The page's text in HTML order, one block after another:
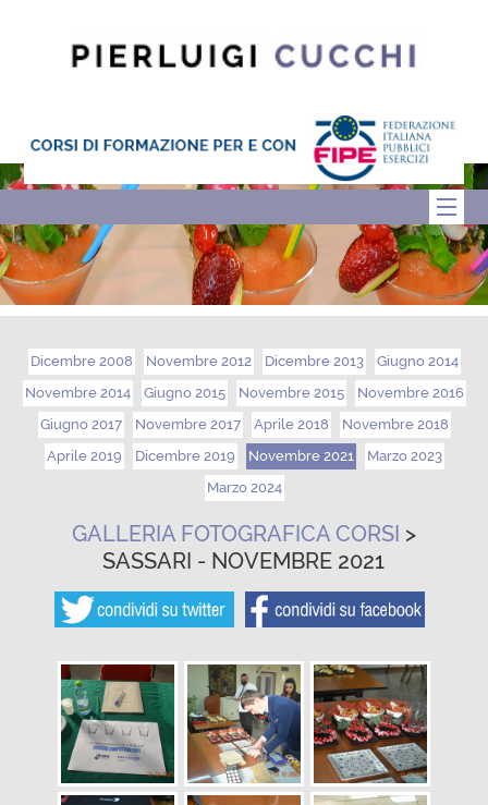
Dicembre 2008 Novembre 2012 Dicembre 2013
Giugno 2014
Novembre 2014
Giugno 2015 Novembre 2015
Novembre 2016
Giugno 2017
Novembre 2017 Aprile 2018
Novembre 2018
Aprile 2019
Dicembre 2019 Novembre 2021
Marzo 2023
Marzo 2024
GALLERIA FOTOGRAFICA CORSI >
SASSARI - NOVEMBRE 2021